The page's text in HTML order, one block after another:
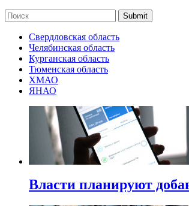
Submit
Свердловская область
Челябинская область
Курганская область
Тюменская область
ХМАО
ЯНАО
Власти планируют